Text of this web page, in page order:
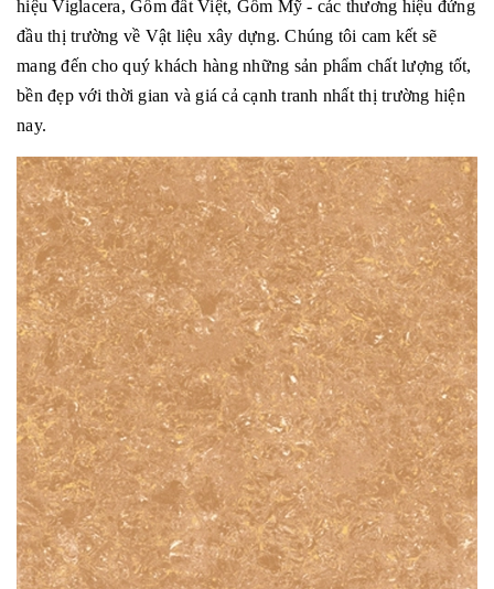
hiệu Viglacera, Gốm đất Việt, Gốm Mỹ - các thương hiệu đứng
đầu thị trường về Vật liệu xây dựng. Chúng tôi cam kết sẽ
mang đến cho quý khách hàng những sản phẩm chất lượng tốt,
bền đẹp với thời gian và giá cả cạnh tranh nhất thị trường hiện
nay.